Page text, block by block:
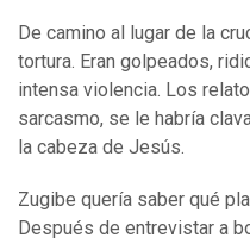
De camino al lugar de la
tortura. Eran golpeados,
intensa violencia. Los
sarcasmo, se le habría
la cabeza de Jesús.
Zugibe quería saber qué
Después de entrevistar a